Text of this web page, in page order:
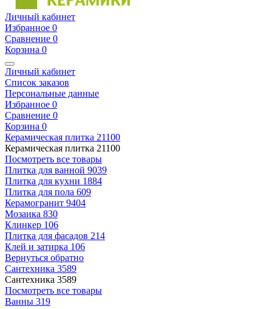
Личный кабинет
Избранное 0
Сравнение 0
Корзина 0
Личный кабинет
Список заказов
Персональные данные
Избранное 0
Сравнение 0
Корзина 0
Керамическая плитка 21100
Керамическая плитка 21100
Посмотреть все товары
Плитка для ванной 9039
Плитка для кухни 1884
Плитка для пола 609
Керамогранит 9404
Мозаика 830
Клинкер 106
Плитка для фасадов 214
Клей и затирка 106
Вернуться обратно
Сантехника 3589
Сантехника 3589
Посмотреть все товары
Ванны 319